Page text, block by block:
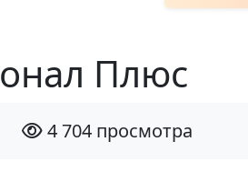
Плюс
4 704 просмотра